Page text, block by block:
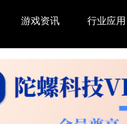
游戏资讯 行业应用